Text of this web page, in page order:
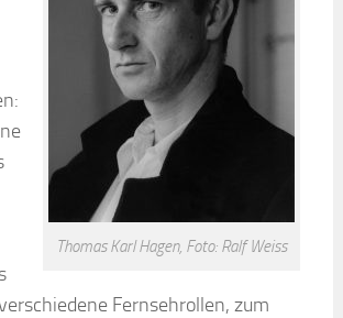
Thomas Karl Hagen, Foto: Ralf Weiss
Fernsehrollen, zum